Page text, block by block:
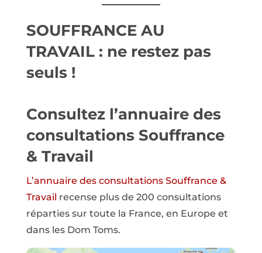
SOUFFRANCE AU
TRAVAIL : ne restez pas
seuls !
Consultez l’annuaire des
consultations Souffrance
& Travail
L’annuaire des consultations Souffrance &
Travail recense plus de 200 consultations
réparties sur toute la France, en Europe et
dans les Dom Toms.